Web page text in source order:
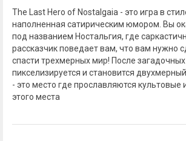
The Last Hero of Nostalgaia - это игра в
наполненная сатирическим юмором. Вы
под названием Ностальгия, где
рассказчик поведает вам, что вам нужно
спасти трехмерных мир! После
пикселизируется и становится
- это место где прославляются культовые
этого места